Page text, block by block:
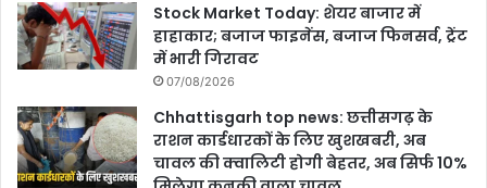
Stock Market Today: शेयर बाजार में
हाहाकार; बजाज फाइनेंस, बजाज फिनसर्व, ट्रेंट
में भारी गिरावट
07/08/2026
Chhattisgarh top news: छत्तीसगढ़ के
राशन कार्डधारकों के लिए खुशखबरी, अब
चावल की क्वालिटी होगी बेहतर, अब सिर्फ 10%